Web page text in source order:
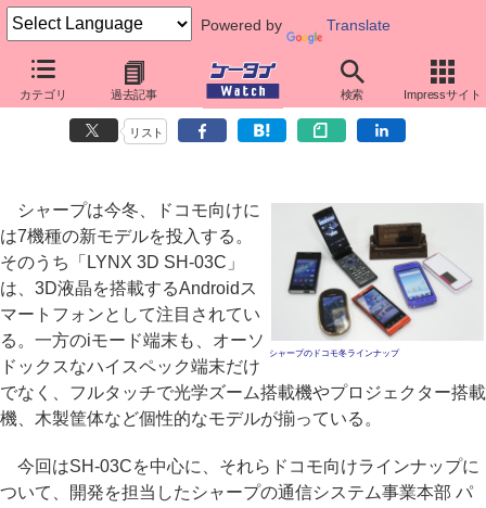
Powered by Translate
カテゴリ 過去記事 検索 Impressサイト
「LYNX 3D SH-03C」開発者インタビュー
3D液晶搭載のAndroid端末と個性豊かなiモード端末のラインナップ
リスト
シャープのドコモ冬ラインナップ
シャープは今冬、ドコモ向けに
は7機種の新モデルを投入する。
そのうち「LYNX 3D SH-03C」
は、3D液晶を搭載するAndroidス
マートフォンとして注目されてい
る。一方のiモード端末も、オーソ
ドックスなハイスペック端末だけ
でなく、フルタッチで光学ズーム搭載機やプロジェクター搭載
機、木製筐体など個性的なモデルが揃っている。
今回はSH-03Cを中心に、それらドコモ向けラインナップに
ついて、開発を担当したシャープの通信システム事業本部 パ